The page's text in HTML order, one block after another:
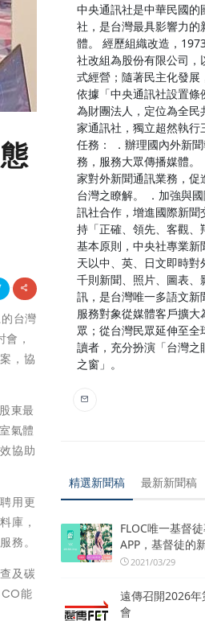
台灣
，
，協
東最
氣體
協助
用更
庫，
務。
及碳
能
中央通訊社是中華民國的
社，是台灣最具影響力的
體。 經歷組織改造，
社改組為股份有限公司，
式經營；隨著民主化發展
依據「中央通訊社設置條
為財團法人，定位為全民
家通訊社，獨立超然執行
任務： ．辦理國內外新
務，服務大眾傳播媒體。
家對外新聞通訊業務，促
台灣之瞭解。 ．加強與
訊社合作，增進國際新聞
持「正確、領先、客觀、
基本原則，中央社專業新
天以中、英、日文即時對
千則新聞、照片、圖表、
訊，是台灣唯一多語文新
服務對象從媒體客戶擴大
眾；從台灣民眾延伸至全
讀者，充分扮演「台灣之
之窗」。
精選新聞稿 最新新聞稿
FLOC唯一基督
APP，基督徒的
2021/03/29
遠傳召開2026年
會